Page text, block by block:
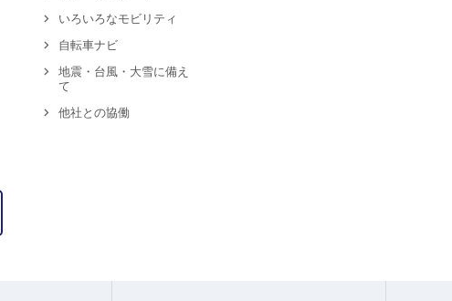
いろいろなモビリティ
自転車ナビ
地震・台風・大雪に備え
て
他社との協働